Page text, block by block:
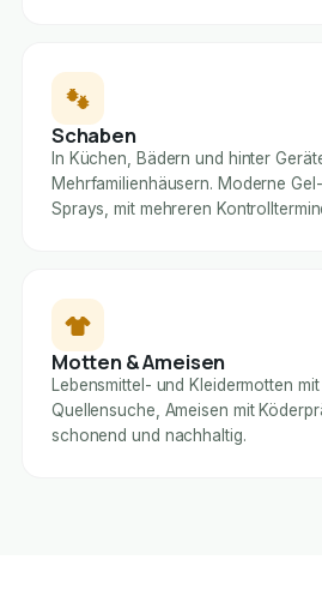
Schaben
In Küchen, Bädern und hinter
Mehrfamilienhäusern. Moderne
Sprays, mit mehreren
Motten & Ameisen
Lebensmittel- und Kleidermotten
Quellensuche, Ameisen mit
schonend und nachhaltig.